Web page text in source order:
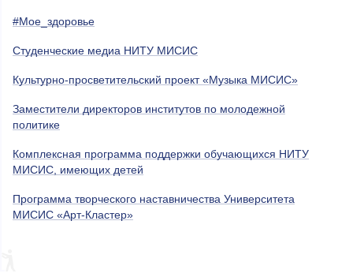
#Мое_здоровье
Студенческие медиа НИТУ МИСИС
Культурно-просветительский проект «Музыка МИСИС»
Заместители директоров институтов по молодежной
политике
Комплексная программа поддержки обучающихся НИТУ
МИСИС, имеющих детей
Программа творческого наставничества Университета
МИСИС «Арт-Кластер»